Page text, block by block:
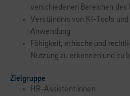
verschiedenen Bereichen des
Verständnis von KI-Tools
Anwendung
Fähigkeit, ethische und
Nutzung zu erkennen und zu
Zielgruppe
HR-Assistent:innen